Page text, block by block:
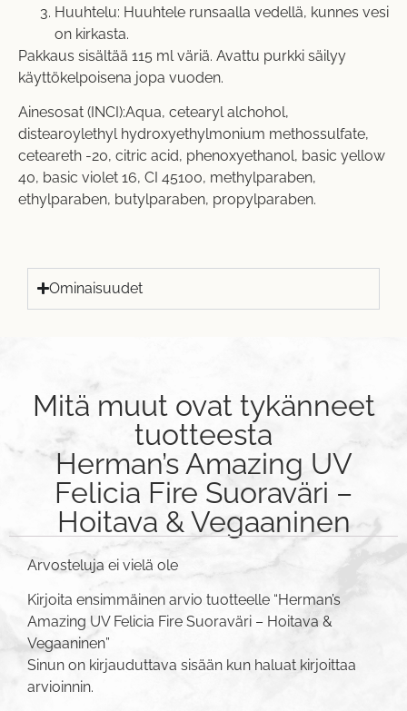
Huuhtelu: Huuhtele runsaalla vedellä, kunnes vesi
on kirkasta.
Pakkaus sisältää 115 ml väriä. Avattu purkki säilyy
käyttökelpoisena jopa vuoden.
Ainesosat (INCI):Aqua, cetearyl alchohol,
distearoylethyl hydroxyethylmonium methossulfate,
ceteareth -20, citric acid, phenoxyethanol, basic yellow
40, basic violet 16, CI 45100, methylparaben,
ethylparaben, butylparaben, propylparaben.
Ominaisuudet
Mitä muut ovat tykänneet
tuotteesta
Herman’s Amazing UV
Felicia Fire Suoraväri –
Hoitava & Vegaaninen
Arvosteluja ei vielä ole
Kirjoita ensimmäinen arvio tuotteelle “Herman’s
Amazing UV Felicia Fire Suoraväri – Hoitava &
Vegaaninen”
Sinun on kirjauduttava sisään kun haluat kirjoittaa
arvioinnin.